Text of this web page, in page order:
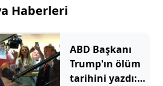
Haberleri
ABD Başkanı
Trump'ın ölüm
tarihini yazdı: